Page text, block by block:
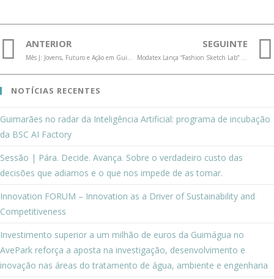
ANTERIOR
Mês J: Jovens, Futuro e Ação em Guimarães
SEGUINTE
Modatex Lança “Fashion Sketch Lab” no Avepark!
NOTÍCIAS RECENTES
Guimarães no radar da Inteligência Artificial: programa de incubação
da BSC AI Factory
Sessão | Pára. Decide. Avança. Sobre o verdadeiro custo das
decisões que adiamos e o que nos impede de as tomar.
Innovation FORUM – Innovation as a Driver of Sustainability and
Competitiveness
Investimento superior a um milhão de euros da Guimágua no
AvePark reforça a aposta na investigação, desenvolvimento e
inovação nas áreas do tratamento de água, ambiente e engenharia